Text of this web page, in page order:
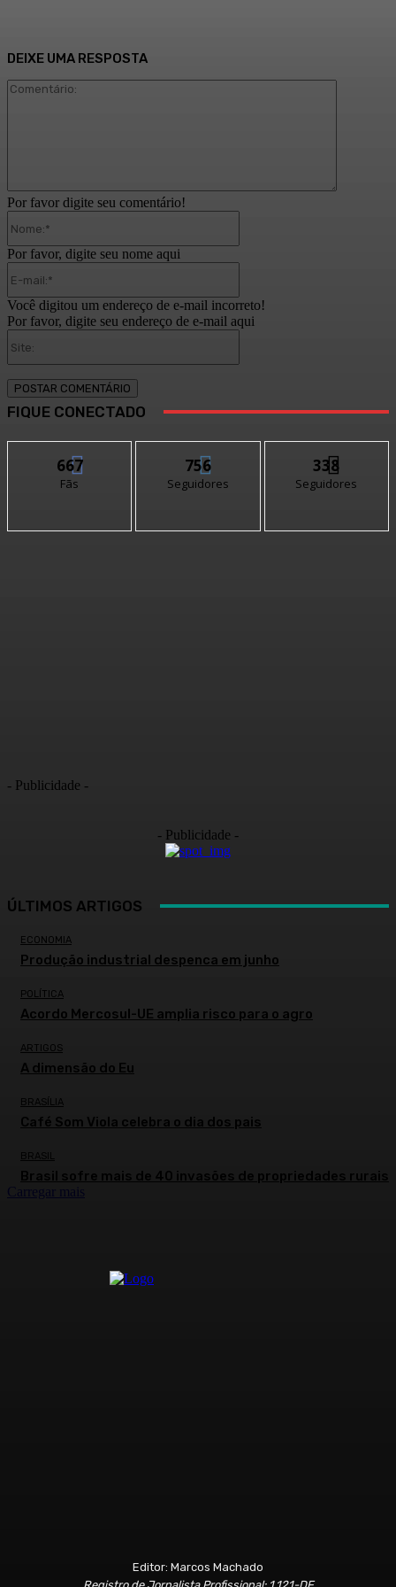
DEIXE UMA RESPOSTA
Por favor digite seu comentário!
Por favor, digite seu nome aqui
Você digitou um endereço de e-mail incorreto!
Por favor, digite seu endereço de e-mail aqui
FIQUE CONECTADO
667
Fãs
756
Seguidores
338
Seguidores
- Publicidade -
- Publicidade -
ÚLTIMOS ARTIGOS
ECONOMIA
Produção industrial despenca em junho
POLÍTICA
Acordo Mercosul-UE amplia risco para o agro
ARTIGOS
A dimensão do Eu
BRASÍLIA
Café Som Viola celebra o dia dos pais
BRASIL
Brasil sofre mais de 40 invasões de propriedades rurais
Carregar mais
Editor: Marcos Machado